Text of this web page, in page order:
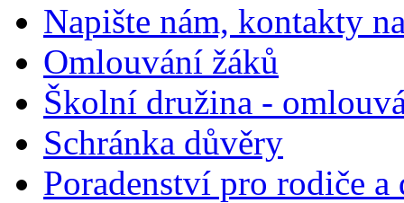
Napište nám, kontakty
Omlouvání žáků
Školní družina -
Schránka důvěry
Poradenství pro rodiče